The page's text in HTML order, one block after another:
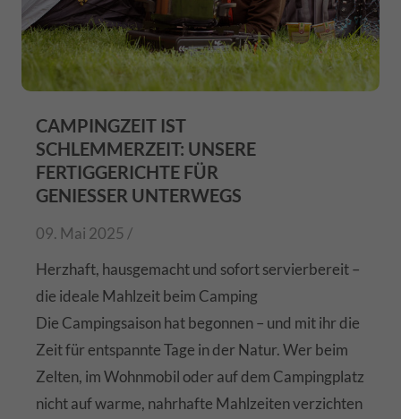
CAMPINGZEIT IST
SCHLEMMERZEIT: UNSERE
FERTIGGERICHTE FÜR
GENIESSER UNTERWEGS
09. Mai 2025 /
Herzhaft, hausgemacht und sofort servierbereit –
die ideale Mahlzeit beim Camping
Die Campingsaison hat begonnen – und mit ihr die
Zeit für entspannte Tage in der Natur. Wer beim
Zelten, im Wohnmobil oder auf dem Campingplatz
nicht auf warme, nahrhafte Mahlzeiten verzichten